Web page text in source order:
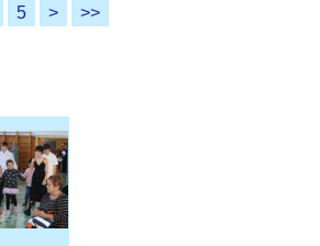
5 > >>